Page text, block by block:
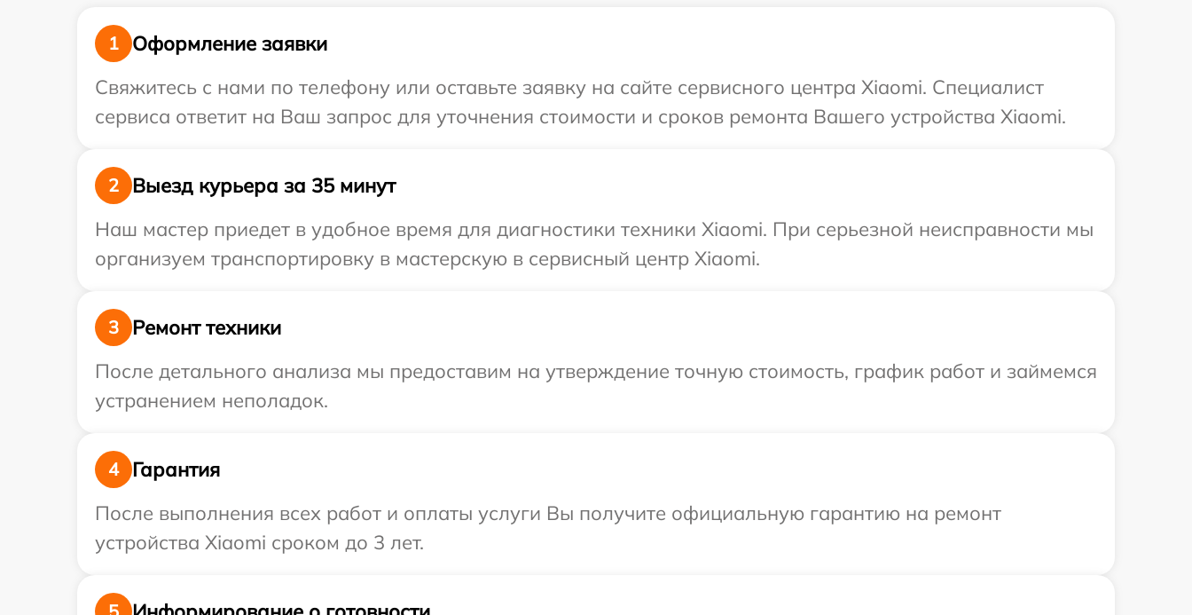
1
Оформление заявки
Свяжитесь с нами по телефону или оставьте заявку на сайте сервисного центра Xiaomi. Специалист
сервиса ответит на Ваш запрос для уточнения стоимости и сроков ремонта Вашего устройства Xiaomi.
2
Выезд курьера за 35 минут
Наш мастер приедет в удобное время для диагностики техники Xiaomi. При серьезной неисправности мы
организуем транспортировку в мастерскую в сервисный центр Xiaomi.
3
Ремонт техники
После детального анализа мы предоставим на утверждение точную стоимость, график работ и займемся
устранением неполадок.
4
Гарантия
После выполнения всех работ и оплаты услуги Вы получите официальную гарантию на ремонт
устройства Xiaomi сроком до 3 лет.